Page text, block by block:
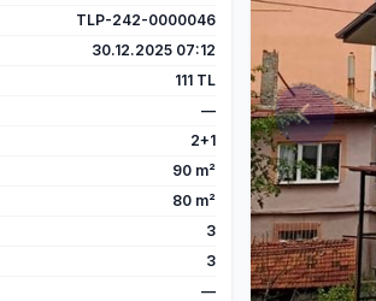
TLP-242-0000046
30.12.2025 07:12
111 TL
—
2+1
90 m²
80 m²
3
3
—